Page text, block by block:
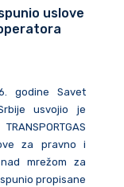
uslove
godine Savet
usvojio je
za pravno i
mrežom za
propisane